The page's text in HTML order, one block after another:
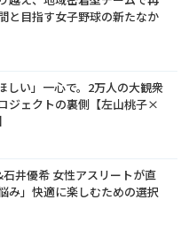
と目指す女子野球の新たなか
しい」一心で。2万人の大観衆
ジェクトの裏側【左山桃子×
井優希 女性アスリートが直
み」快適に楽しむための選択